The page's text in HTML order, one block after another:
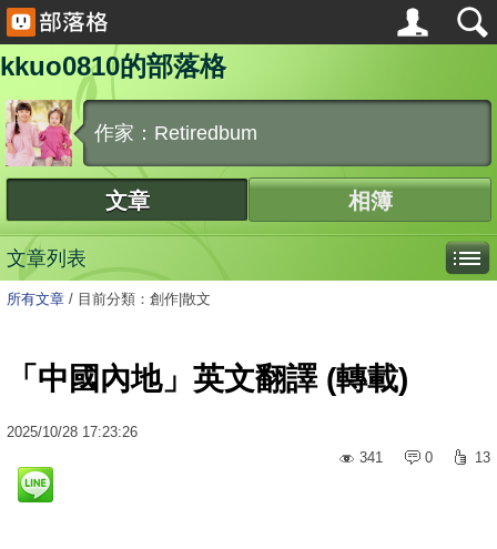
kkuo0810的部落格
作家：Retiredbum
文章 相簿
文章列表
所有文章 / 目前分類：創作|散文
「中國內地」英文翻譯 (轉載)
2025/10/28 17:23:26
341
0 13